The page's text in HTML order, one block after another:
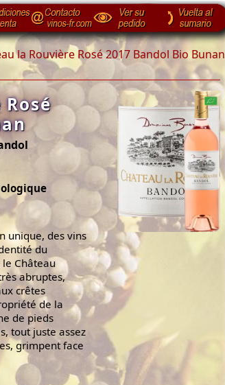
la Rouvière Rosé 2017 Bandol Bio Bunan
unique, des vins
du
Château
abruptes,
crêtes
de la
de pieds
tout juste assez
grimpent face